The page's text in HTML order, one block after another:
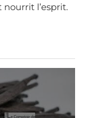
l’esprit.